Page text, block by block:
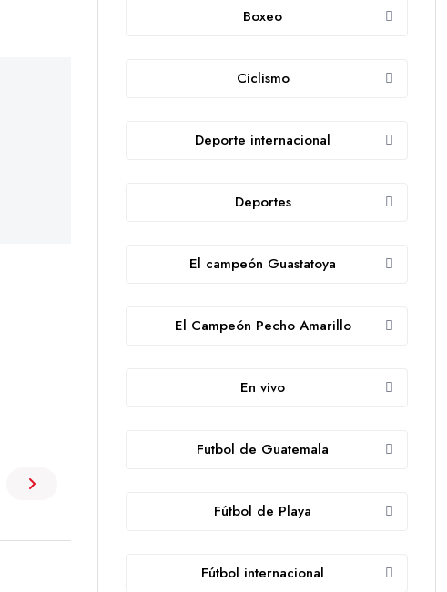
Boxeo
Ciclismo
Deporte internacional
Deportes
El campeón Guastatoya
El Campeón Pecho Amarillo
En vivo
Futbol de Guatemala
Fútbol de Playa
Fútbol internacional